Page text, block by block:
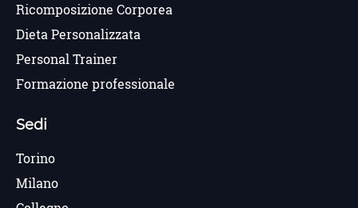
Ricomposizione Corporea
Dieta Personalizzata
Personal Trainer
Formazione professionale
Sedi
Torino
Milano